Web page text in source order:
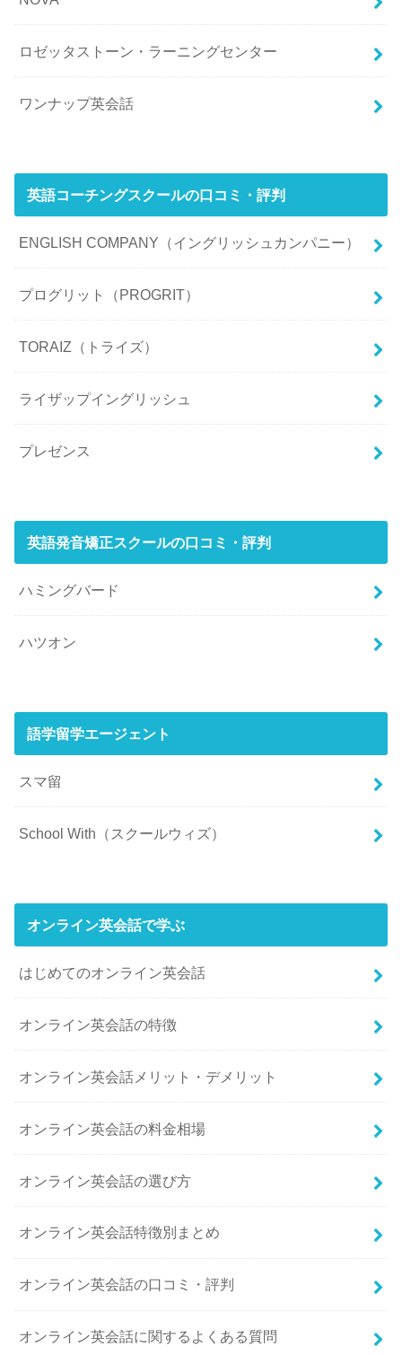
ロゼッタストーン・ラーニングセンター
ワンナップ英会話
英語コーチングスクールの口コミ・評判
ENGLISH COMPANY（イングリッシュカンパニー）
プログリット（PROGRIT）
TORAIZ（トライズ）
ライザップイングリッシュ
プレゼンス
英語発音矯正スクールの口コミ・評判
ハミングバード
ハツオン
語学留学エージェント
スマ留
School With（スクールウィズ）
オンライン英会話で学ぶ
はじめてのオンライン英会話
オンライン英会話の特徴
オンライン英会話メリット・デメリット
オンライン英会話の料金相場
オンライン英会話の選び方
オンライン英会話特徴別まとめ
オンライン英会話の口コミ・評判
オンライン英会話に関するよくある質問